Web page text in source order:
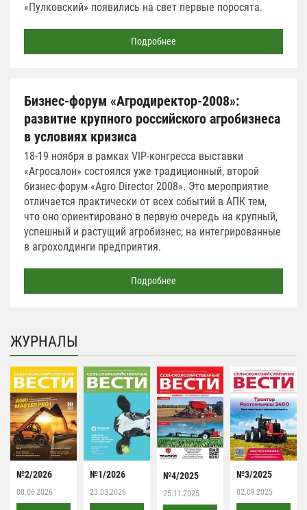
«Пулковский» появились на свет первые поросята.
Подробнее
Бизнес-форум «Агродиректор-2008»:
развитие крупного российского агробизнеса
в условиях кризиса
18-19 ноября в рамках VIP-конгресса выставки
«Агросалон» состоялся уже традиционный, второй
бизнес-форум «Agro Director 2008». Это мероприятие
отличается практически от всех событий в АПК тем,
что оно ориентировано в первую очередь на крупный,
успешный и растущий агробизнес, на интегрированные
в агрохолдинги предприятия.
Подробнее
ЖУРНАЛЫ
№2/2026
08.06.2026
№1/2026
23.03.2026
№4/2025
25.11.2025
№3/2025
02.09.2025